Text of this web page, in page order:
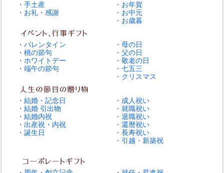
・手土産
・お礼・感謝
・お年賀
・お中元
・お歳暮
・バレンタイン
・桃の節句
・ホワイトデー
・端午の節句
・母の日
・父の日
・敬老の日
・七五三
・クリスマス
・結婚・記念日
・結婚 引出物
・結婚内祝
・出産祝・内祝
・誕生日
・成人祝い
・就職祝い
・退職祝い
・還暦祝い
・長寿祝い
・引越・新築祝